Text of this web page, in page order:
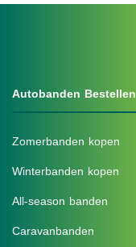
Autobanden Bestellen
Zomerbanden kopen
Winterbanden kopen
All-season banden
Caravanbanden